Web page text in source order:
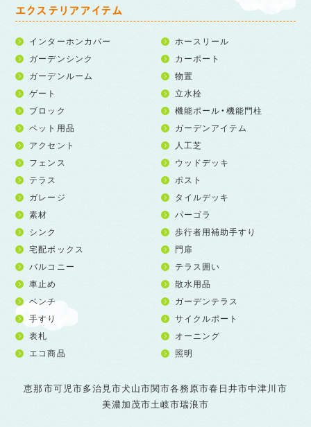
エクステリアアイテム
インターホンカバー
ホースリール
ガーデンシンク
カーポート
ガーデンルーム
物置
ゲート
立水栓
ブロック
機能ポール・機能門柱
ペット用品
ガーデンアイテム
アクセント
人工芝
フェンス
ウッドデッキ
テラス
ポスト
ガレージ
タイルデッキ
素材
パーゴラ
シンク
歩行者用補助手すり
宅配ボックス
門扉
バルコニー
テラス囲い
車止め
散水用品
ベンチ
ガーデンテラス
手すり
サイクルポート
表札
オーニング
エコ商品
照明
恵那市可児市多治見市犬山市関市各務原市春日井市中津川市
美濃加茂市土岐市瑞浪市